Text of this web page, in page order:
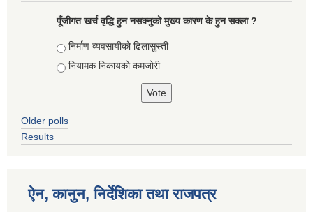
पूँजीगत खर्च वृद्धि हुन नसक्नुको मुख्य कारण के हुन सक्ला ?
Choices
निर्माण व्यवसायीको ढिलासुस्ती
नियामक निकायको कमजोरी
Older polls
Results
ऐन, कानुन, निर्देशिका तथा राजपत्र